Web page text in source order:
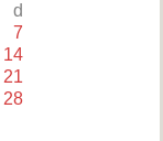
d
7
14
21
28